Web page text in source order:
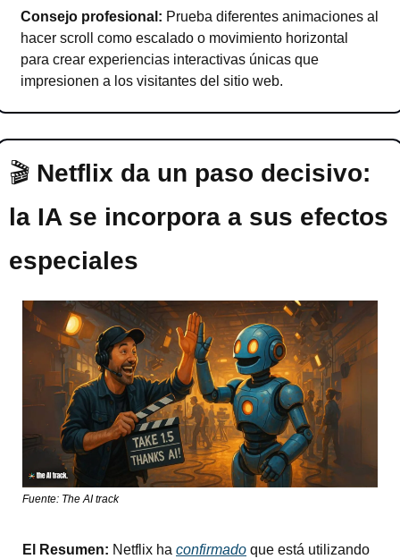
Consejo profesional: Prueba diferentes animaciones al
hacer scroll como escalado o movimiento horizontal
para crear experiencias interactivas únicas que
impresionen a los visitantes del sitio web.
🎬 Netflix da un paso decisivo:
la IA se incorpora a sus efectos
especiales
Fuente: The AI track
El Resumen: Netflix ha confirmado que está utilizando